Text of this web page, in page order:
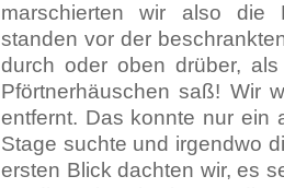
marschierten wir also die
standen vor der
durch oder oben drüber,
Pförtnerhäuschen saß! Wir
entfernt. Das konnte nur ein
Stage suchte und irgendwo
ersten Blick dachten wir, es